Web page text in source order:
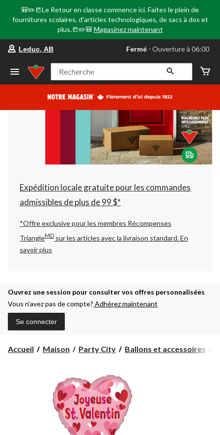
🎒✏️📒Le Retour en classe commence ici. Faites le plein de
fournitures scolaires, d'articles technologiques, de sacs à dos et
plus.📒✏️🎒 Magasinez maintenant
votre
préféré
Leduc,
AB,
courament
Ouverture
à
06:00
cliquer
pour
changer
Leduc, AB Fermé ⋅ Ouverture à 06:00
Recherche
Expédition locale gratuite pour les commandes
admissibles de plus de 99 $*
*Offre exclusive pour les membres Récompenses
TriangleMD sur les articles avec la livraison standard.En
savoir plus
Ouvrez une session pour consulter vos offres personnalisées
Vous n’avez pas de compte? Adhérez maintenant
Se connecter
Accueil Maison Party City Ballons et accessoires